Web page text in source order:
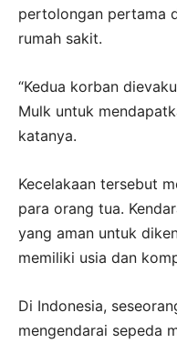
pertolongan pertama
rumah sakit.
“Kedua korban
Mulk untuk
katanya.
Kecelakaan tersebut
para orang tua.
yang aman untuk
memiliki usia dan
Di Indonesia,
mengendarai sepeda